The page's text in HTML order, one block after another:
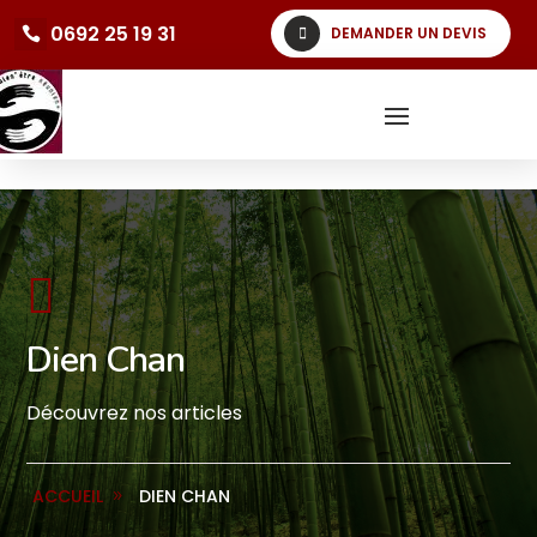
0692 25 19 31 DEMANDER UN DEVIS

Dien Chan
Découvrez nos articles
ACCUEIL DIEN CHAN